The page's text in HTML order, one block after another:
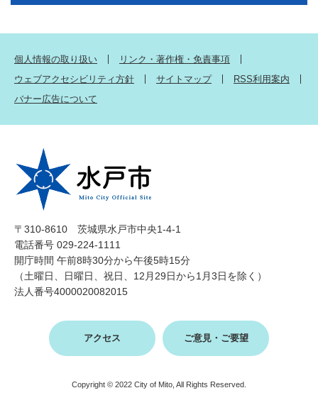
個人情報の取り扱い
リンク・著作権・免責事項
ウェブアクセシビリティ方針
サイトマップ
RSS利用案内
バナー広告について
〒310-8610 茨城県水戸市中央1-4-1
電話番号 029-224-1111
開庁時間 午前8時30分から午後5時15分
（土曜日、日曜日、祝日、12月29日から1月3日を除く）
法人番号4000020082015
アクセス ご意見・ご要望
Copyright © 2022 City of Mito, All Rights Reserved.